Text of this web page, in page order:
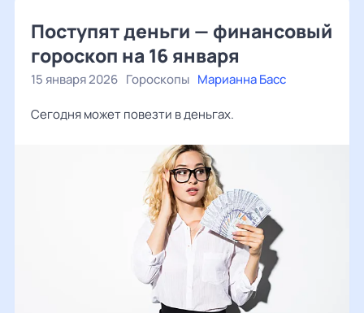
Поступят деньги — финансовый
гороскоп на 16 января
15 января 2026 Гороскопы Марианна Басс
Сегодня может повезти в деньгах.